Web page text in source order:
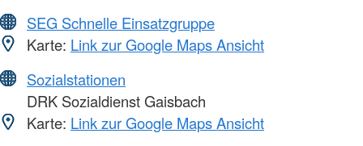
SEG Schnelle Einsatzgruppe
Karte: Link zur Google Maps Ansicht
Sozialstationen
DRK Sozialdienst Gaisbach
Karte: Link zur Google Maps Ansicht